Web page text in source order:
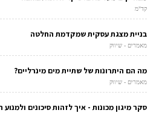
קד"מ
בניית מצגת עסקית שמקדמת החלטה
מאמרים - שיווק
מה הם היתרונות של שתיית מים מינרליים?
מאמרים - שיווק
סקר מיגון מכונות - איך לזהות סיכונים